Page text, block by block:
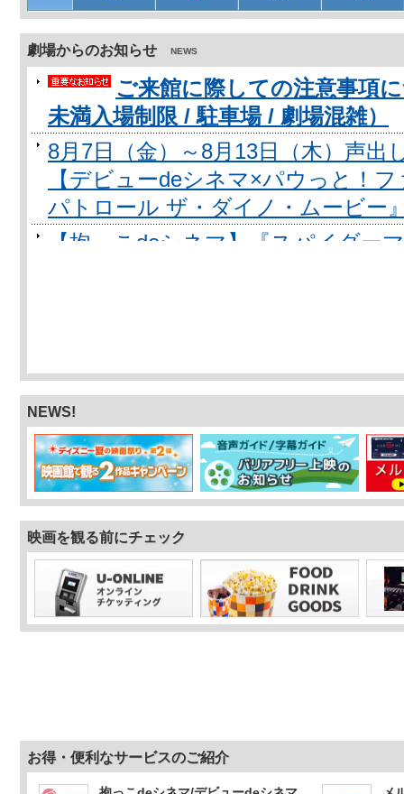
劇場からのお知らせ NEWS
ご来館に際しての注意事項
未満入場制限 / 駐車場 / 劇場混雑）
8月7日（金）～8月13日（木）声出
【デビューdeシネマ×パウっと！
パトロール ザ・ダイノ・ムービー
【抱っこdeシネマ】『スパイダー
【デビューdeシネマ】『映画ちい
ニオンズ＆モンスターズ』他夏の
「映画クレヨンしんちゃん 奇々怪
ン」公開記念👻 ”特別デザイン
ら受付開始❗️
はじめてでも安心！家族で楽しめ
マン パンタンと約束の星』で映
入場者プレゼントの配布に関する
売店情報 NEWS
2.0」導入のお知らせ】
NEWS!
映画を観る前にチェック
お得・便利なサービスのご紹介